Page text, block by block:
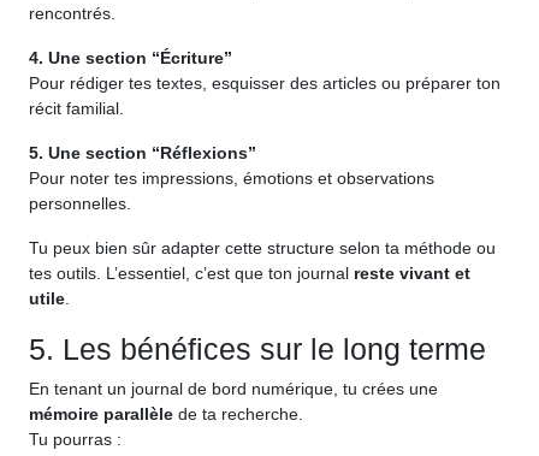
rencontrés.
4. Une section “Écriture”
Pour rédiger tes textes, esquisser des articles ou préparer ton
récit familial.
5. Une section “Réflexions”
Pour noter tes impressions, émotions et observations
personnelles.
Tu peux bien sûr adapter cette structure selon ta méthode ou
tes outils. L’essentiel, c’est que ton journal reste vivant et
utile
5. Les bénéfices sur le long terme
En tenant un journal de bord numérique, tu crées une
mémoire parallèle de ta recherche.
Tu pourras :